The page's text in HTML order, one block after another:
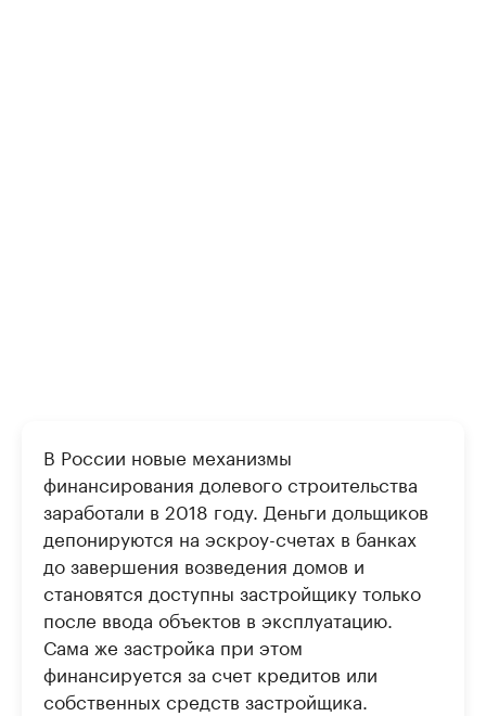
В России новые механизмы
финансирования долевого строительства
заработали в 2018 году. Деньги дольщиков
депонируются на эскроу-счетах в банках
до завершения возведения домов и
становятся доступны застройщику только
после ввода объектов в эксплуатацию.
Сама же застройка при этом
финансируется за счет кредитов или
собственных средств застройщика.